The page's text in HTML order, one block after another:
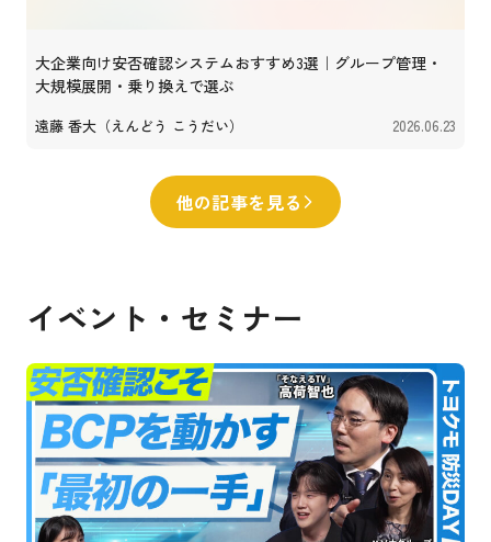
大企業向け安否確認システムおすすめ3選｜グループ管理・
大規模展開・乗り換えで選ぶ
遠藤 香大（えんどう こうだい） 2026.06.23
他の記事を見る
イベント・セミナー